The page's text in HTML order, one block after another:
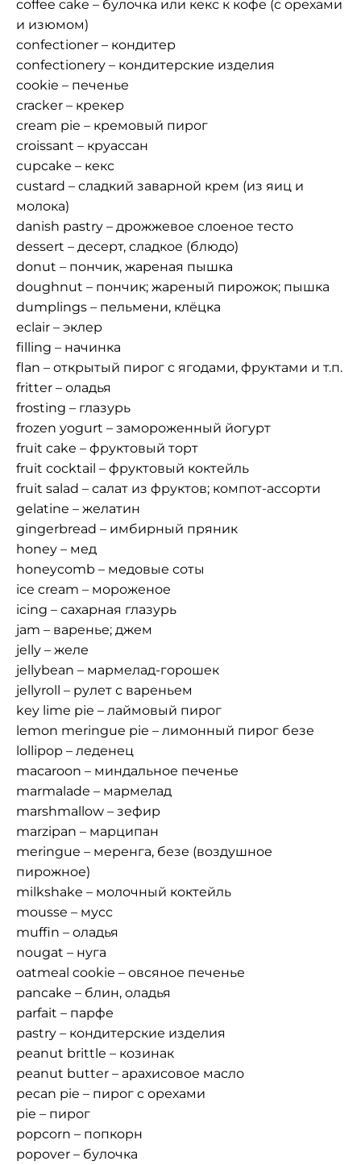
coffee cake – булочка или кекс к кофе (с орехами
и изюмом)
confectioner – кондитер
confectionery – кондитерские изделия
cookie – печенье
cracker – крекер
cream pie – кремовый пирог
croissant – круассан
cupcake – кекс
custard – сладкий заварной крем (из яиц и
молока)
danish pastry – дрожжевое слоеное тесто
dessert – десерт, сладкое (блюдо)
donut – пончик, жареная пышка
doughnut – пончик; жареный пирожок; пышка
dumplings – пельмени, клёцка
eclair – эклер
filling – начинка
flan – открытый пирог с ягодами, фруктами и т.п.
fritter – оладья
frosting – глазурь
frozen yogurt – замороженный йогурт
fruit cake – фруктовый торт
fruit cocktail – фруктовый коктейль
fruit salad – салат из фруктов; компот-ассорти
gelatine – желатин
gingerbread – имбирный пряник
honey – мед
honeycomb – медовые соты
ice cream – мороженое
icing – сахарная глазурь
jam – варенье; джем
jelly – желе
jellybean – мармелад-горошек
jellyroll – рулет с вареньем
key lime pie – лаймовый пирог
lemon meringue pie – лимонный пирог безе
lollipop – леденец
macaroon – миндальное печенье
marmalade – мармелад
marshmallow – зефир
marzipan – марципан
meringue – меренга, безе (воздушное
пирожное)
milkshake – молочный коктейль
mousse – мусс
muffin – оладья
nougat – нуга
oatmeal cookie – овсяное печенье
pancake – блин, оладья
parfait – парфе
pastry – кондитерские изделия
peanut brittle – козинак
peanut butter – арахисовое масло
pecan pie – пирог с орехами
pie – пирог
popcorn – попкорн
popover – булочка